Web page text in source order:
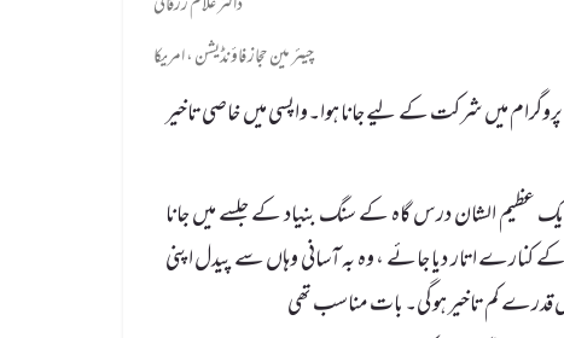
چیئر مین حجاز فاؤنڈیشن ، امریکا
میں شرکت کے لیے جانا ہوا۔واپسی میں خاصی تاخیر
ایک عظیم الشان درس گاہ کے سنگ بنیاد کے جلسے میں جانا
اتار دیا جائے ، وہ بہ آسانی وہاں سے پیدل اپنی
قدرے کم تاخیر ہوگی۔ بات مناسب تھی